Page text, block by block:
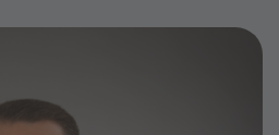
ist eine klare Einordnung